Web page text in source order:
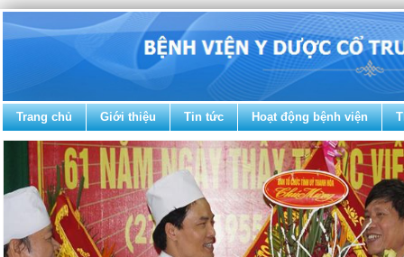
Trang chủ Giới thiệu Tin tức Hoạt động bệnh viện